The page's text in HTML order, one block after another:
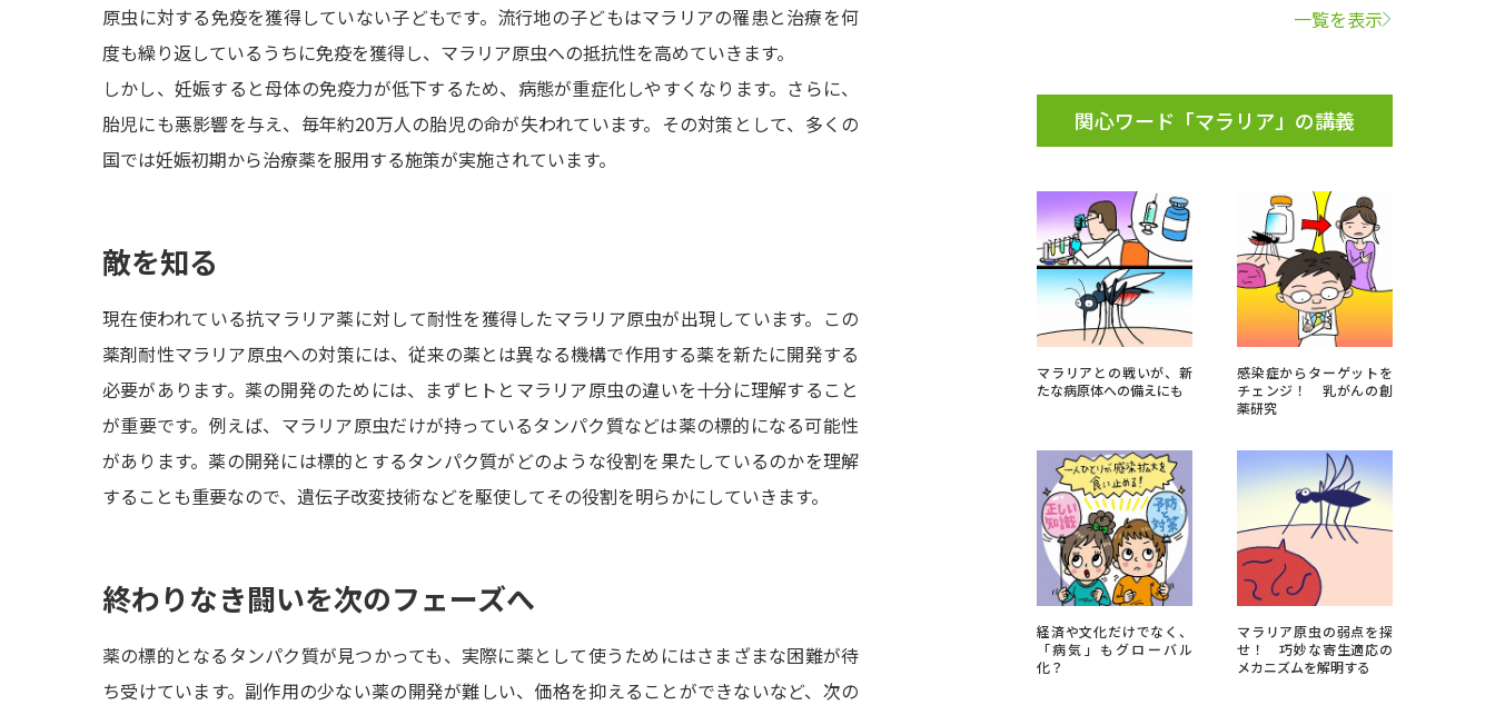
新増設大学・学部・学科特集
新学年スタート号特集ページ（高3生用）
実施プログラムから探す
来場型・Web型イベント特集
受験準備 資料検索
先輩が入学を決めた理由
新生活お役立ちガイド
原虫に対する免疫を獲得していない子どもです。流行地の子どもはマラリアの罹患と治療を何
度も繰り返しているうちに免疫を獲得し、マラリア原虫への抵抗性を高めていきます。
しかし、妊娠すると母体の免疫力が低下するため、病態が重症化しやすくなります。さらに、
胎児にも悪影響を与え、毎年約20万人の胎児の命が失われています。その対策として、多くの
国では妊娠初期から治療薬を服用する施策が実施されています。
敵を知る
現在使われている抗マラリア薬に対して耐性を獲得したマラリア原虫が出現しています。この
薬剤耐性マラリア原虫への対策には、従来の薬とは異なる機構で作用する薬を新たに開発する
必要があります。薬の開発のためには、まずヒトとマラリア原虫の違いを十分に理解すること
が重要です。例えば、マラリア原虫だけが持っているタンパク質などは薬の標的になる可能性
があります。薬の開発には標的とするタンパク質がどのような役割を果たしているのかを理解
することも重要なので、遺伝子改変技術などを駆使してその役割を明らかにしていきます。
終わりなき闘いを次のフェーズへ
薬の標的となるタンパク質が見つかっても、実際に薬として使うためにはさまざまな困難が待
ち受けています。副作用の少ない薬の開発が難しい、価格を抑えることができないなど、次の
一覧を表示
関心ワード「マラリア」の講義
マラリアとの戦いが、新
たな病原体への備えにも
感染症からターゲットを
チェンジ！ 乳がんの創
薬研究
経済や文化だけでなく、
「病気」もグローバル
化？
マラリア原虫の弱点を探
せ！ 巧妙な寄生適応の
メカニズムを解明する